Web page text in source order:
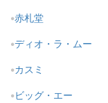
赤札堂
ディオ・ラ・ムー
カスミ
ビッグ・エー